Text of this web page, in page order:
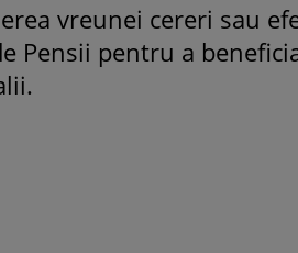
vreunei cereri sau
Pensii pentru a